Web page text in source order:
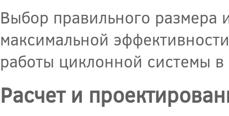
Выбор правильного размера
максимальной
работы циклонной системы
Расчет и